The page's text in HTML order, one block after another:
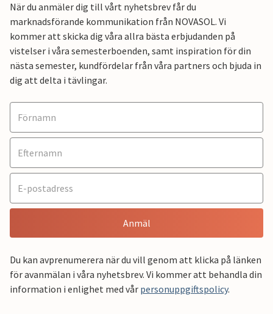
När du anmäler dig till vårt nyhetsbrev får du
marknadsförande kommunikation från NOVASOL. Vi
kommer att skicka dig våra allra bästa erbjudanden på
vistelser i våra semesterboenden, samt inspiration för din
nästa semester, kundfördelar från våra partners och bjuda in
dig att delta i tävlingar.
Anmäl
Du kan avprenumerera när du vill genom att klicka på länken
för avanmälan i våra nyhetsbrev. Vi kommer att behandla din
information i enlighet med vår personuppgiftspolicy.